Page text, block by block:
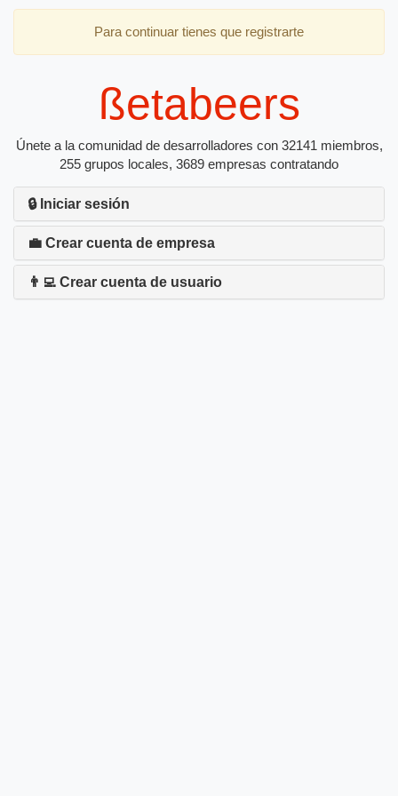
Para continuar tienes que registrarte
ßetabeers
Únete a la comunidad de desarrolladores con 32141 miembros,
255 grupos locales, 3689 empresas contratando
🔒 Iniciar sesión
💼 Crear cuenta de empresa
👨‍💻 Crear cuenta de usuario